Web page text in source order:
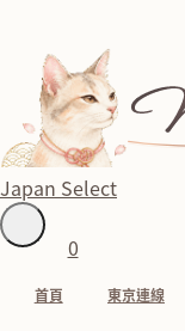
Japan Select
0
首頁 東京連線